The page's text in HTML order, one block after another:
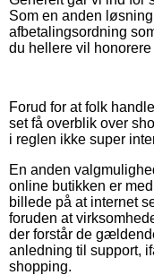
Som en anden
afbetalingsordning
du hellere vil
Forud for at folk
set få overblik over
i reglen ikke super
En anden
online butikken er
billede på at internet
foruden at
der forstår de
anledning til support,
shopping.